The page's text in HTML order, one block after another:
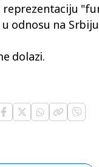
odnosu na
dolazi.